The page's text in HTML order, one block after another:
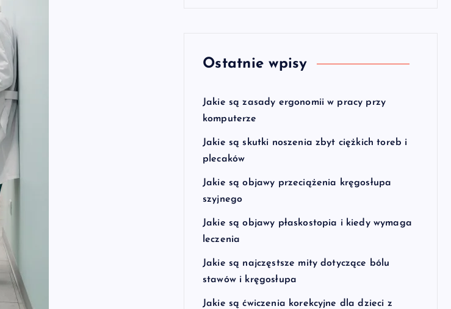
Ostatnie wpisy
Jakie są zasady ergonomii w pracy przy
komputerze
Jakie są skutki noszenia zbyt ciężkich toreb i
plecaków
Jakie są objawy przeciążenia kręgosłupa
szyjnego
Jakie są objawy płaskostopia i kiedy wymaga
leczenia
Jakie są najczęstsze mity dotyczące bólu
stawów i kręgosłupa
Jakie są ćwiczenia korekcyjne dla dzieci z